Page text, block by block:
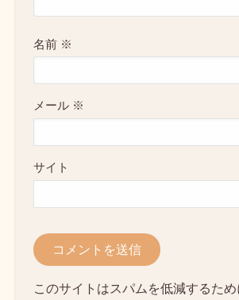
名前 ※
メール ※
サイト
このサイトはスパムを低減するた